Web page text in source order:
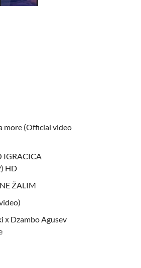
more (Official video
IGRACICA
HD
ŽALIM
х Dzambo Agusev